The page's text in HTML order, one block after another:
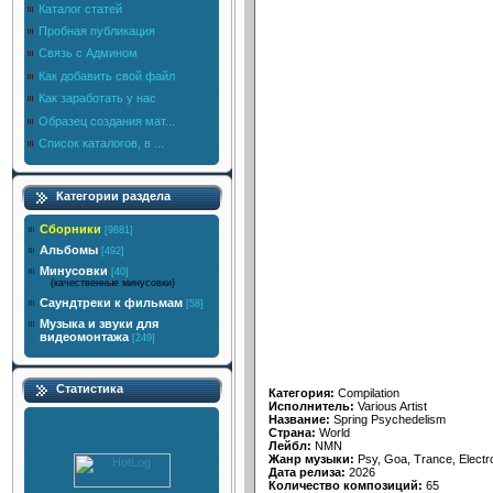
Каталог статей
Пробная публикация
Связь с Админом
Как добавить свой файл
Как заработать у нас
Образец создания мат...
Список каталогов, в ...
Категории раздела
Сборники [9881]
Альбомы [492]
Минусовки [40]
(качественные минусовки)
Саундтреки к фильмам [58]
Музыка и звуки для
видеомонтажа [249]
Статистика Категория: Compilation
Исполнитель: Various Artist
Название: Spring Psychedelism
Страна: World
Лейбл: NMN
Жанр музыки: Psy, Goa, Trance,
Дата релиза: 2026
Количество композиций: 65